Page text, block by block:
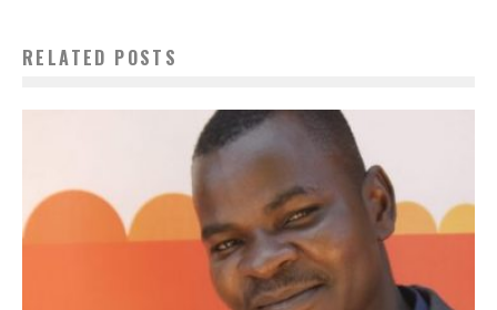
RELATED POSTS